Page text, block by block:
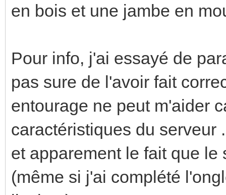
en bois et une jambe en
Pour info, j'ai essayé de
pas sure de l'avoir fait
entourage ne peut m'aider
caractéristiques du serveur
et apparement le fait que
(même si j'ai complété